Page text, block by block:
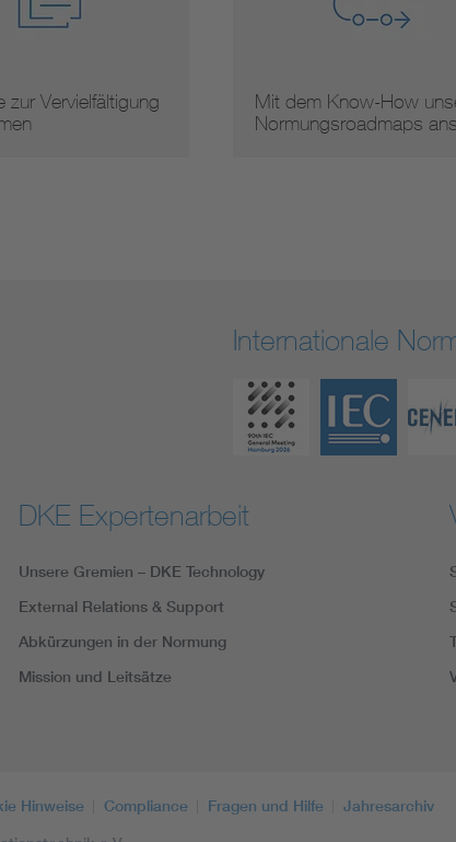
Know-How unserer
ans …
Arbeitsergebnisse
Internationale
DKE Expertenarbeit
Unsere Gremien – DKE Technology
External Relations & Support
Abkürzungen in der Normung
Mission und Leitsätze
Hinweise Compliance Fragen und Hilfe
Jahresarchiv